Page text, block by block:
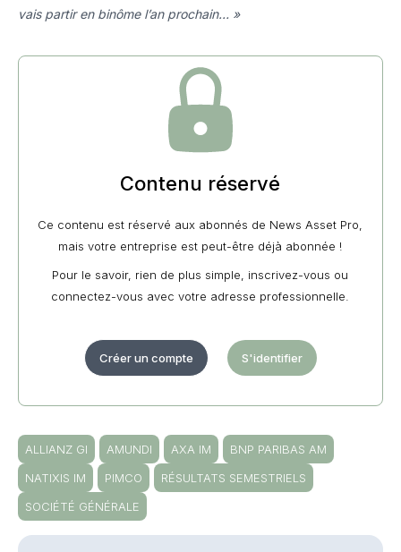
vais partir en binôme l’an prochain… »
Contenu réservé
Ce contenu est réservé aux abonnés de News Asset Pro,
mais votre entreprise est peut-être déjà abonnée !
Pour le savoir, rien de plus simple, inscrivez-vous ou
connectez-vous avec votre adresse professionnelle.
Créer un compte S'identifier
ALLIANZ GI AMUNDI AXA IM
BNP PARIBAS AM
NATIXIS IM
PIMCO
RÉSULTATS SEMESTRIELS
SOCIÉTÉ GÉNÉRALE